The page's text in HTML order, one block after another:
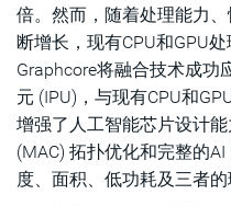
倍。然而，随着处理能力
断增长，现有CPU和GPU
Graphcore将融合技术成功
元 (IPU)，与现有CPU和
增强了人工智能芯片设计
(MAC) 拓扑优化和完整的
度、面积、低功耗及三者的